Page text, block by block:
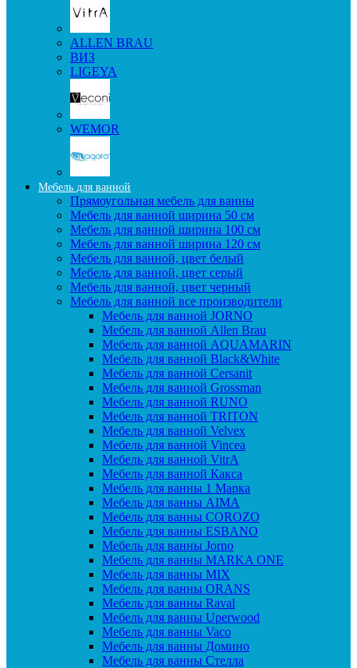
ALLEN BRAU
ВИЗ
LIGEYA
WEMOR
Мебель для ванной
Прямоугольная мебель для ванны
Мебель для ванной ширина 50 см
Мебель для ванной ширина 100 см
Мебель для ванной ширина 120 см
Мебель для ванной, цвет белый
Мебель для ванной, цвет серый
Мебель для ванной, цвет черный
Мебель для ванной все производители
Мебель для ванной JORNO
Мебель для ванной Allen Brau
Мебель для ванной AQUAMARIN
Мебель для ванной Black&White
Мебель для ванной Cersanit
Мебель для ванной Grossman
Мебель для ванной RUNO
Мебель для ванной TRITON
Мебель для ванной Velvex
Мебель для ванной Vincea
Мебель для ванной VitrA
Мебель для ванной Какса
Мебель для ванны 1 Марка
Мебель для ванны AIMA
Мебель для ванны COROZO
Мебель для ванны ESBANO
Мебель для ванны Jorno
Мебель для ванны MARKA ONE
Мебель для ванны MIX
Мебель для ванны ORANS
Мебель для ванны Raval
Мебель для ванны Uperwood
Мебель для ванны Vaco
Мебель для ванны Домино
Мебель для ванны Стелла